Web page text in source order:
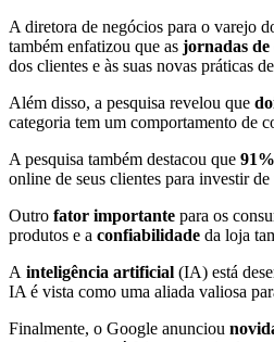
A diretora de negócios para o varejo
também enfatizou que as jornadas de
dos clientes e às suas novas práticas
Além disso, a pesquisa revelou que
categoria tem um comportamento de
A pesquisa também destacou que
online de seus clientes para investir
Outro fator importante para os
produtos e a confiabilidade da loja
A inteligência artificial (IA) está
IA é vista como uma aliada valiosa
Finalmente, o Google anunciou